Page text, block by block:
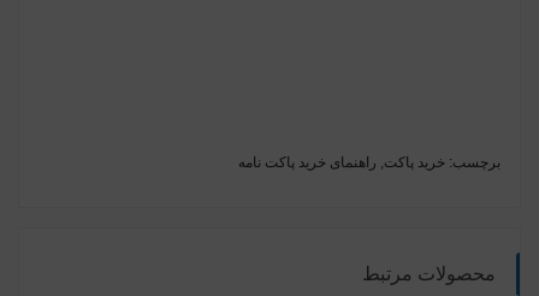
برچسب: خرید پاکت, راهنمای خرید پاکت نامه
محصولات مرتبط